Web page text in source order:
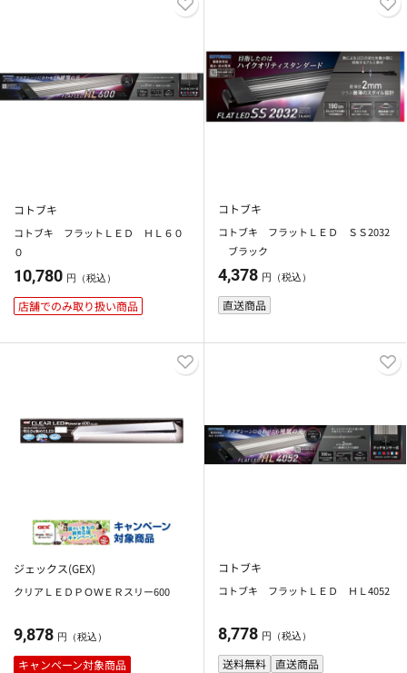
コトブキ
コトブキ フラットＬＥＤ ＨＬ６０
０
10,780 円（税込）
店舗でのみ取り扱い商品
コトブキ
コトブキ フラットＬＥＤ ＳＳ2032
ブラック
4,378 円（税込）
直送商品
ジェックス(GEX)
クリアＬＥＤＰＯＷＥＲスリー600
9,878 円（税込）
キャンペーン対象商品
コトブキ
コトブキ フラットＬＥＤ ＨＬ4052
8,778 円（税込）
送料無料 直送商品